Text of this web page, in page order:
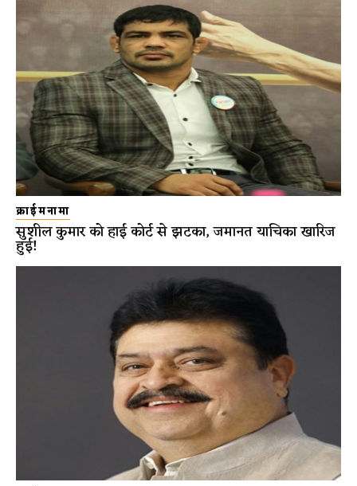
क्राईमनामा
सुशील कुमार को हाई कोर्ट से झटका, जमानत याचिका खारिज
हुई!